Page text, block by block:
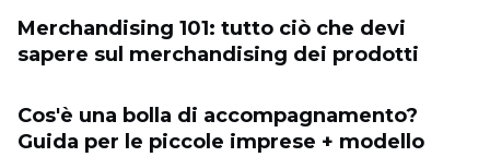
Merchandising 101: tutto ciò che devi
sapere sul merchandising dei prodotti
Cos'è una bolla di accompagnamento?
Guida per le piccole imprese + modello